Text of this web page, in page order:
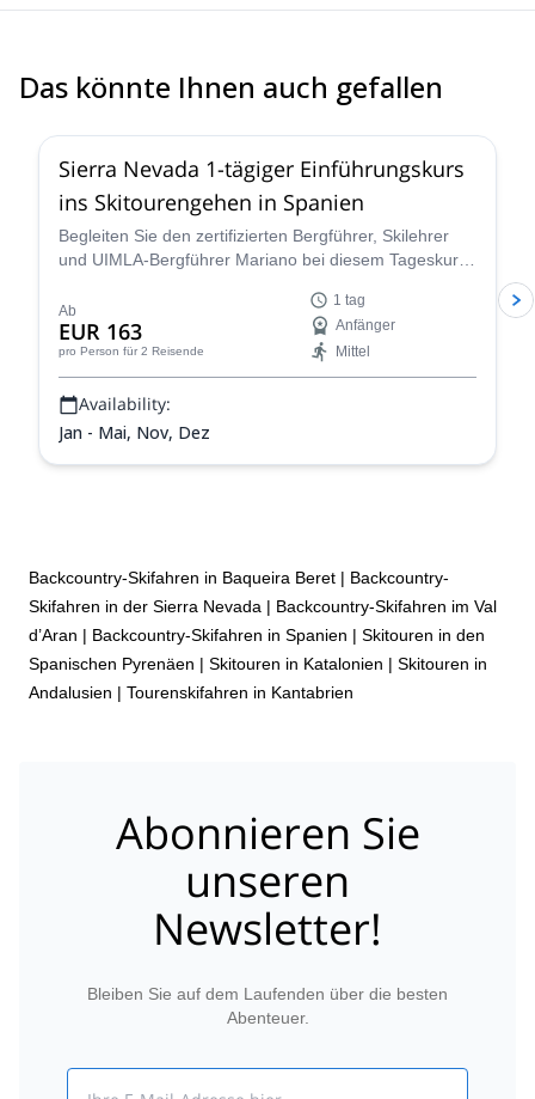
Das könnte Ihnen auch gefallen5.0
Sierra Nevada 1-tägiger Einführungskurs
ins Skitourengehen in Spanien
Begleiten Sie den zertifizierten Bergführer, Skilehrer
und UIMLA-Bergführer Mariano bei diesem Tageskurs
tauchen Sie ein in die erstaunliche Welt des
Skitourengehens!
Ab
EUR 163
pro Person für 2 Reisende
1 tag
Anfänger
Mittel
Availability:
Jan - Mai, Nov, Dez
Backcountry-Skifahren in Baqueira Beret | Backcountry-
Skifahren in der Sierra Nevada | Backcountry-Skifahren im Val
d’Aran | Backcountry-Skifahren in Spanien | Skitouren in den
Spanischen Pyrenäen | Skitouren in Katalonien | Skitouren in
Andalusien | Tourenskifahren in Kantabrien
Abonnieren Sie
unseren
Newsletter!
Bleiben Sie auf dem Laufenden über die besten
Abenteuer.